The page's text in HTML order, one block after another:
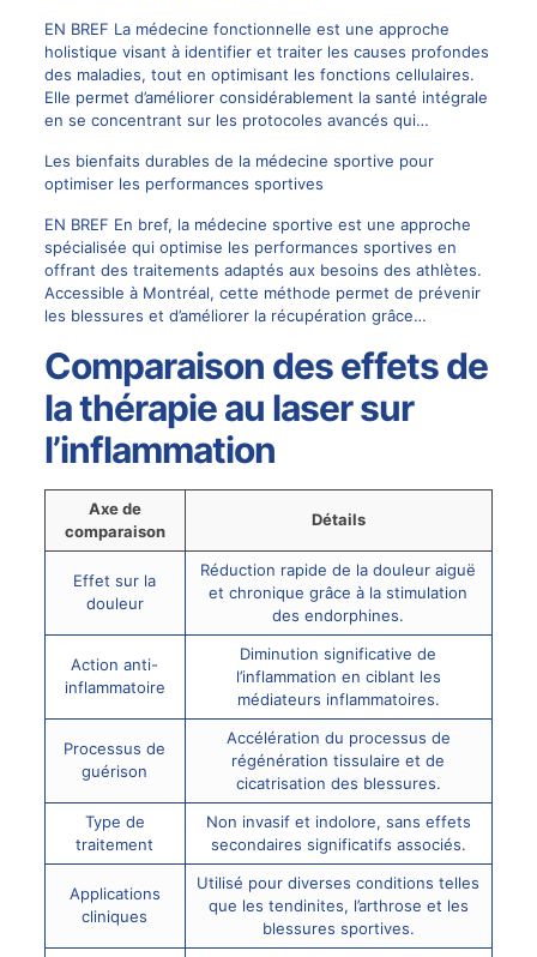
EN BREF La médecine fonctionnelle est une approche
holistique visant à identifier et traiter les causes profondes
des maladies, tout en optimisant les fonctions cellulaires.
Elle permet d’améliorer considérablement la santé intégrale
en se concentrant sur les protocoles avancés qui…
Les bienfaits durables de la médecine sportive pour
optimiser les performances sportives
EN BREF En bref, la médecine sportive est une approche
spécialisée qui optimise les performances sportives en
offrant des traitements adaptés aux besoins des athlètes.
Accessible à Montréal, cette méthode permet de prévenir
les blessures et d’améliorer la récupération grâce…
Comparaison des effets de
la thérapie au laser sur
l’inflammation
Axe de
comparaison
Détails
Effet sur la
douleur
Réduction rapide de la douleur aiguë
et chronique grâce à la stimulation
des endorphines.
Action anti-
inflammatoire
Diminution significative de
l’inflammation en ciblant les
médiateurs inflammatoires.
Processus de
guérison
Accélération du processus de
régénération tissulaire et de
cicatrisation des blessures.
Type de
traitement
Non invasif et indolore, sans effets
secondaires significatifs associés.
Applications
cliniques
Utilisé pour diverses conditions telles
que les tendinites, l’arthrose et les
blessures sportives.